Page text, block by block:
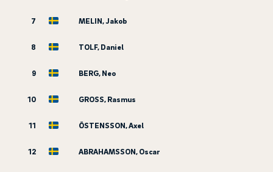
7 MELIN, Jakob
8 TOLF, Daniel
9 BERG, Neo
10 GROSS, Rasmus
11 ÖSTENSSON, Axel
12 ABRAHAMSSON, Oscar